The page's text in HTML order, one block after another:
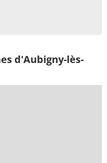
d'Aubigny-lès-